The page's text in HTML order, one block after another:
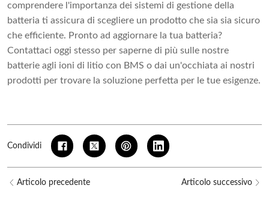
comprendere l'importanza dei sistemi di gestione della
batteria ti assicura di scegliere un prodotto che sia sia sicuro
che efficiente. Pronto ad aggiornare la tua batteria?
Contattaci oggi stesso per saperne di più sulle nostre
batterie agli ioni di litio con BMS o dai un'occhiata ai nostri
prodotti per trovare la soluzione perfetta per le tue esigenze.
Condividi
Articolo precedente Articolo successivo